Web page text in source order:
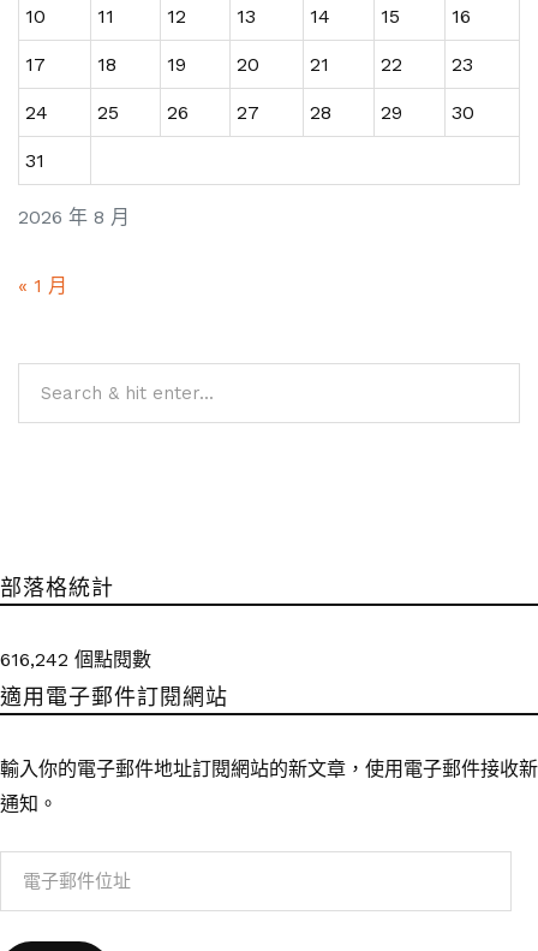
2026 年 8 月
10 11 12 13 14 15 16
17 18 19 20 21 22 23
24 25 26 27 28 29 30
31
« 1 月
部落格統計
616,242 個點閱數
適用電子郵件訂閱網站
輸入你的電子郵件地址訂閱網站的新文章，使用電子郵件接收新
通知。